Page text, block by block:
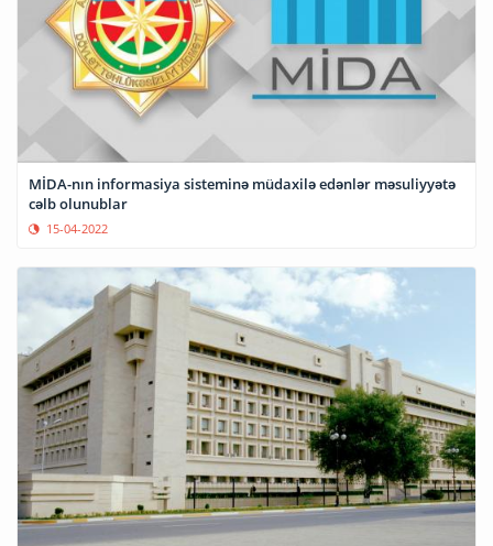
MİDA-nın informasiya sisteminə müdaxilə edənlər məsuliyyətə
cəlb olunublar
15-04-2022